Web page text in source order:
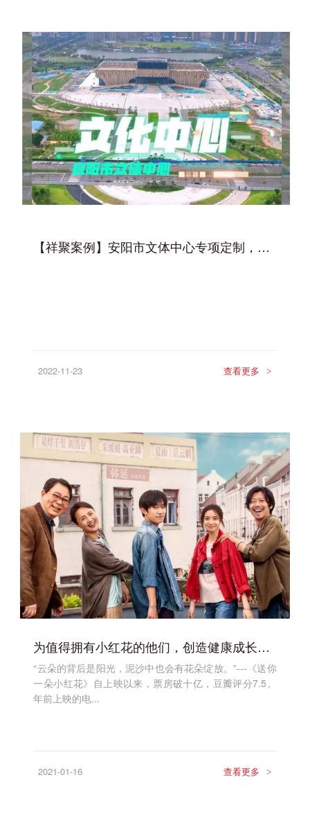
【祥聚案例】安阳市文体中心专项定制，全程安心
2022-11-23 查看更多 >
为值得拥有小红花的他们，创造健康成长的校园
“云朵的背后是阳光，泥沙中也会有花朵绽放。”---《送你
一朵小红花》自上映以来，票房破十亿，豆瓣评分7.5。
年前上映的电...
2021-01-16 查看更多 >